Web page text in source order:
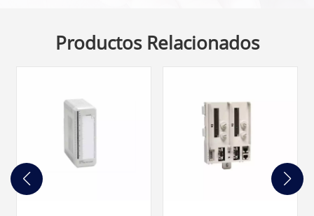
Productos Relacionados